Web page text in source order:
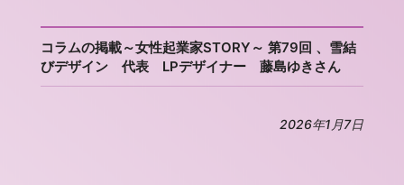
コラムの掲載～女性起業家STORY～ 第79回 、雪結
びデザイン 代表 LPデザイナー 藤島ゆきさん
2026年1月7日